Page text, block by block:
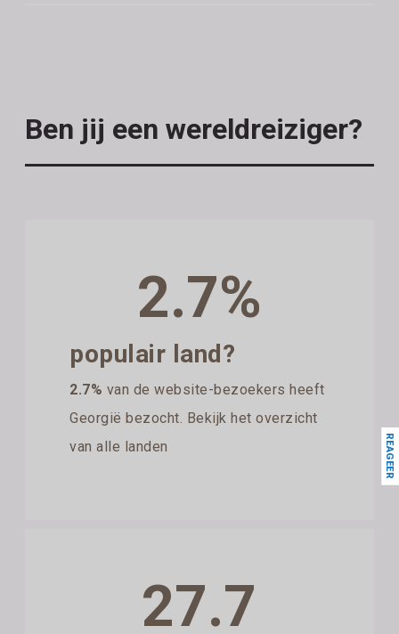
Ben jij een wereldreiziger?
2.7%
populair land?
2.7% van de website-bezoekers heeft
Georgië bezocht. Bekijk het overzicht
van alle landen
27.7
REAGEER